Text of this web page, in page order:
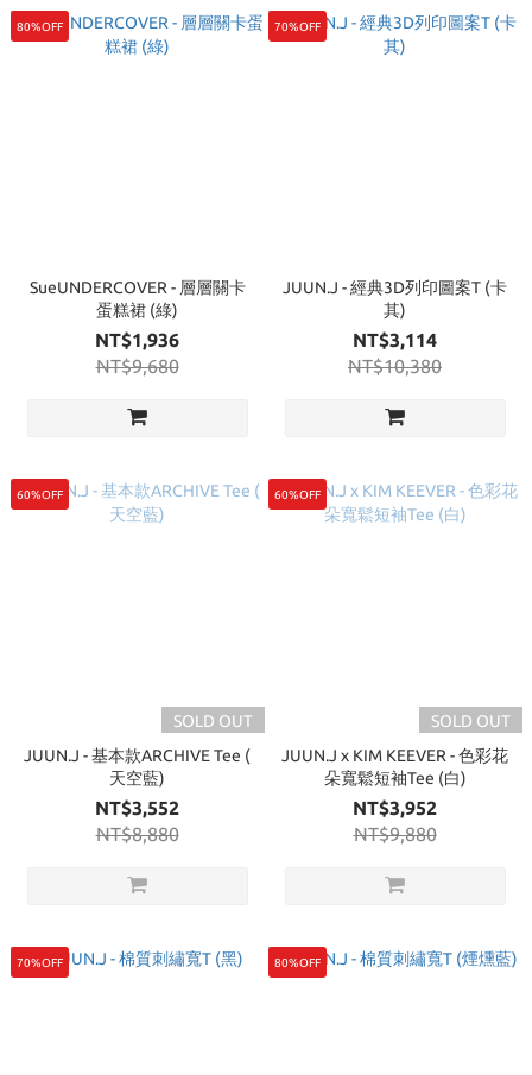
80%OFF
SueUNDERCOVER - 層層關卡
蛋糕裙 (綠)
NT$1,936
NT$9,680
70%OFF
JUUN.J - 經典3D列印圖案T (卡
其)
NT$3,114
NT$10,380
60%OFF
SOLD OUT
JUUN.J - 基本款ARCHIVE Tee (
天空藍)
NT$3,552
NT$8,880
60%OFF
SOLD OUT
JUUN.J x KIM KEEVER - 色彩花
朵寬鬆短袖Tee (白)
NT$3,952
NT$9,880
70%OFF 80%OFF